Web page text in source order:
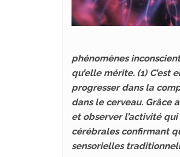
phénomènes
qu’elle mérite. (1)
progresser dans la
dans le cerveau. Grâce
et observer l’activité
cérébrales confirmant
sensorielles